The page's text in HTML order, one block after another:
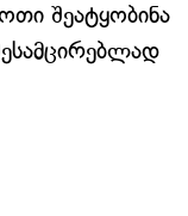
შეატყობინა